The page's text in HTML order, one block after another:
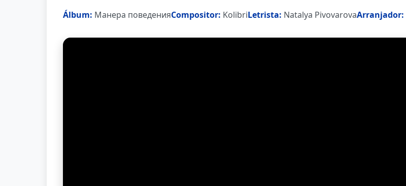
Álbum: Манера поведенияCompositor: KolibriLetrista: Natalya PivovarovaArranjador: